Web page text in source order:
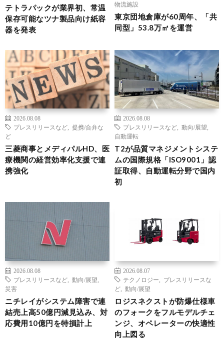
テトラパックが業界初、常温
保存可能なツナ製品向け紙容
器を発表
物流施設
東京団地倉庫が60周年、「共
同型」53.8万㎡を運営
2026.08.08
プレスリリースなど
提携/合弁な
ど
三菱商事とメディパルHD、医
療機関の経営効率化支援で連
携強化
2026.08.08
プレスリリースなど
動向/展望
自動運転
T2が品質マネジメントシステ
ムの国際規格「ISO9001」認
証取得、自動運転分野で国内
初
2026.08.08
プレスリリースなど
動向/展望
災害
ニチレイがシステム障害で連
結売上高50億円減見込み、対
応費用10億円を特損計上
2026.08.07
テクノロジー
プレスリリースな
ど
動向/展望
ロジスネクストが防爆仕様車
のフォークをフルモデルチェ
ンジ、オペレーターの快適性
向上図る